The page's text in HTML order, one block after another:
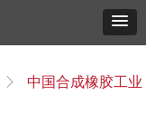
ꁕ 中国合成橡胶工业